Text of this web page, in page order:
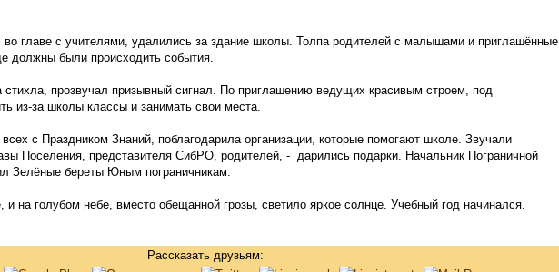
главе с учителями, удалились за здание школы. Толпа родителей с малышами и приглашённые
должны были происходить события.
стихла, прозвучал призывный сигнал. По приглашению ведущих красивым строем, под
из-за школы классы и занимать свои места.
с Праздником Знаний, поблагодарила организации, которые помогают школе. Звучали
Поселения, представителя СибРО, родителей, - дарились подарки. Начальник Пограничной
Зелёные береты Юным пограничникам.
на голубом небе, вместо обещанной грозы, светило яркое солнце. Учебный год начинался.
Рассказать друзьям: